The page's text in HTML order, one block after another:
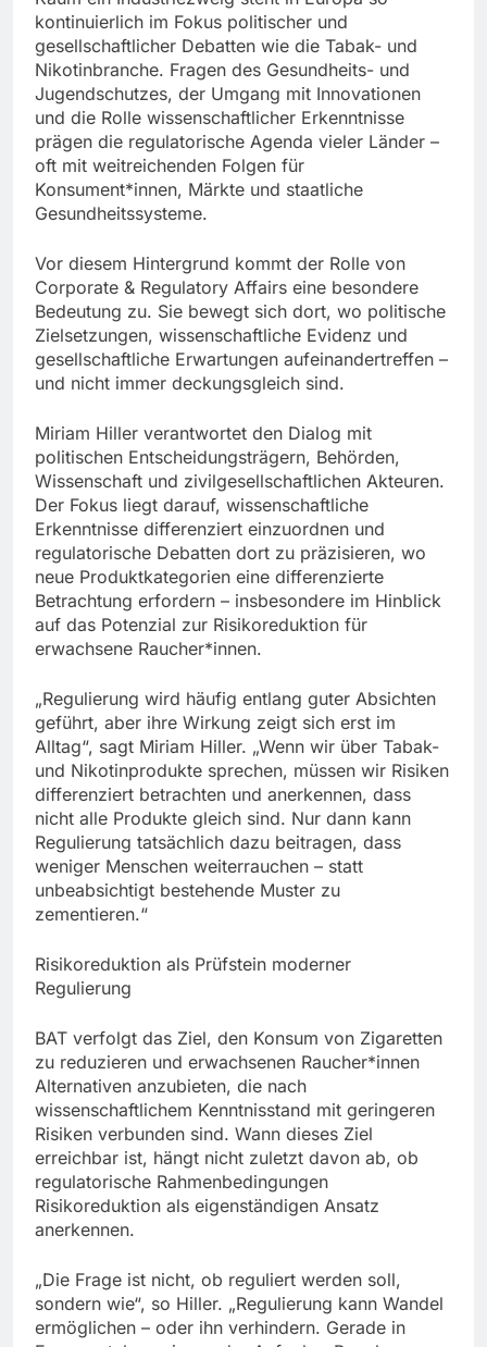
kontinuierlich im Fokus politischer und
gesellschaftlicher Debatten wie die Tabak- und
Nikotinbranche. Fragen des Gesundheits- und
Jugendschutzes, der Umgang mit Innovationen
und die Rolle wissenschaftlicher Erkenntnisse
prägen die regulatorische Agenda vieler Länder –
oft mit weitreichenden Folgen für
Konsument*innen, Märkte und staatliche
Gesundheitssysteme.
Vor diesem Hintergrund kommt der Rolle von
Corporate & Regulatory Affairs eine besondere
Bedeutung zu. Sie bewegt sich dort, wo politische
Zielsetzungen, wissenschaftliche Evidenz und
gesellschaftliche Erwartungen aufeinandertreffen –
und nicht immer deckungsgleich sind.
Miriam Hiller verantwortet den Dialog mit
politischen Entscheidungsträgern, Behörden,
Wissenschaft und zivilgesellschaftlichen Akteuren.
Der Fokus liegt darauf, wissenschaftliche
Erkenntnisse differenziert einzuordnen und
regulatorische Debatten dort zu präzisieren, wo
neue Produktkategorien eine differenzierte
Betrachtung erfordern – insbesondere im Hinblick
auf das Potenzial zur Risikoreduktion für
erwachsene Raucher*innen.
„Regulierung wird häufig entlang guter Absichten
geführt, aber ihre Wirkung zeigt sich erst im
Alltag“, sagt Miriam Hiller. „Wenn wir über Tabak-
und Nikotinprodukte sprechen, müssen wir Risiken
differenziert betrachten und anerkennen, dass
nicht alle Produkte gleich sind. Nur dann kann
Regulierung tatsächlich dazu beitragen, dass
weniger Menschen weiterrauchen – statt
unbeabsichtigt bestehende Muster zu
zementieren.“
Risikoreduktion als Prüfstein moderner
Regulierung
BAT verfolgt das Ziel, den Konsum von Zigaretten
zu reduzieren und erwachsenen Raucher*innen
Alternativen anzubieten, die nach
wissenschaftlichem Kenntnisstand mit geringeren
Risiken verbunden sind. Wann dieses Ziel
erreichbar ist, hängt nicht zuletzt davon ab, ob
regulatorische Rahmenbedingungen
Risikoreduktion als eigenständigen Ansatz
anerkennen.
„Die Frage ist nicht, ob reguliert werden soll,
sondern wie“, so Hiller. „Regulierung kann Wandel
ermöglichen – oder ihn verhindern. Gerade in